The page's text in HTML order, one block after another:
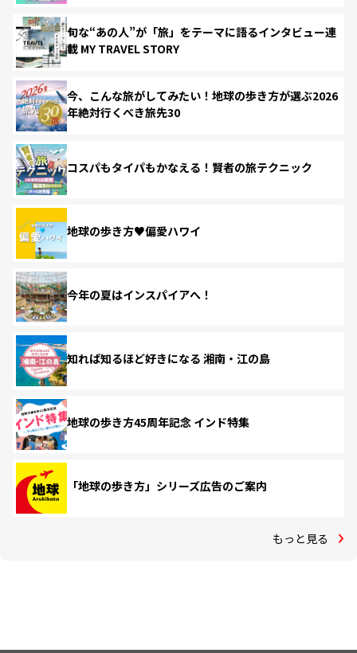
旬な“あの人”が「旅」をテーマに語るインタビュー連
載 MY TRAVEL STORY
今、こんな旅がしてみたい！地球の歩き方が選ぶ2026
年絶対行くべき旅先30
コスパもタイパもかなえる！賢者の旅テクニック
地球の歩き方♥偏愛ハワイ
今年の夏はインスパイアへ！
知れば知るほど好きになる 湘南・江の島
地球の歩き方45周年記念 インド特集
「地球の歩き方」シリーズ広告のご案内
もっと見る